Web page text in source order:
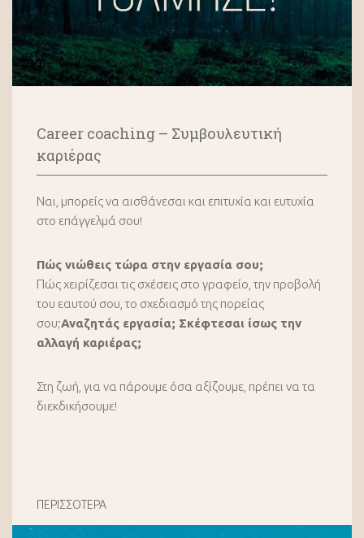
Career coaching – Συμβουλευτική
καριέρας
Ναι, μπορείς να αισθάνεσαι και επιτυχία και ευτυχία
στο επάγγελμά σου!
Πώς νιώθεις τώρα στην εργασία σου;
Πώς χειρίζεσαι τις σχέσεις στο γραφείο, την προβολή
του εαυτού σου, το σχεδιασμό της πορείας
σου;Αναζητάς εργασία; Σκέφτεσαι ίσως την
αλλαγή καριέρας;
Στη ζωή, για να πάρουμε όσα αξίζουμε, πρέπει να τα
διεκδικήσουμε!
ΠΕΡΙΣΣΟΤΕΡΑ